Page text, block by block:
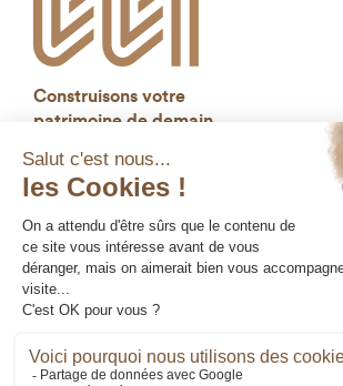
Construisons votre
patrimoine de demain
Gestion des cookies
Données personnelles